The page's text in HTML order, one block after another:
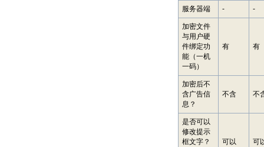
服务器端 - -
加密文件
与用户硬
件绑定功
能（一机
一码）
有 有
加密后不
含广告信
息？
不含 不
是否可以
修改提示
框文字？
可以 可